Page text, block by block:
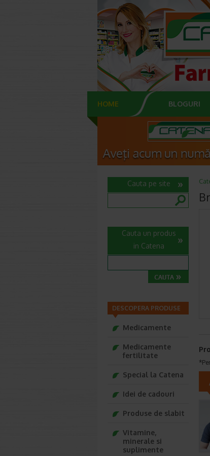
HOME BLOGURI
Cauta pe site
Cauta un produs
in Catena
DESCOPERA PRODUSE
Medicamente
Medicamente
fertilitate
Special la Catena
Idei de cadouri
Produse de slabit
Vitamine,
minerale si
suplimente